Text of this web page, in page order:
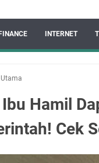
FINANCE INTERNET
Utama
Hamil
Cek